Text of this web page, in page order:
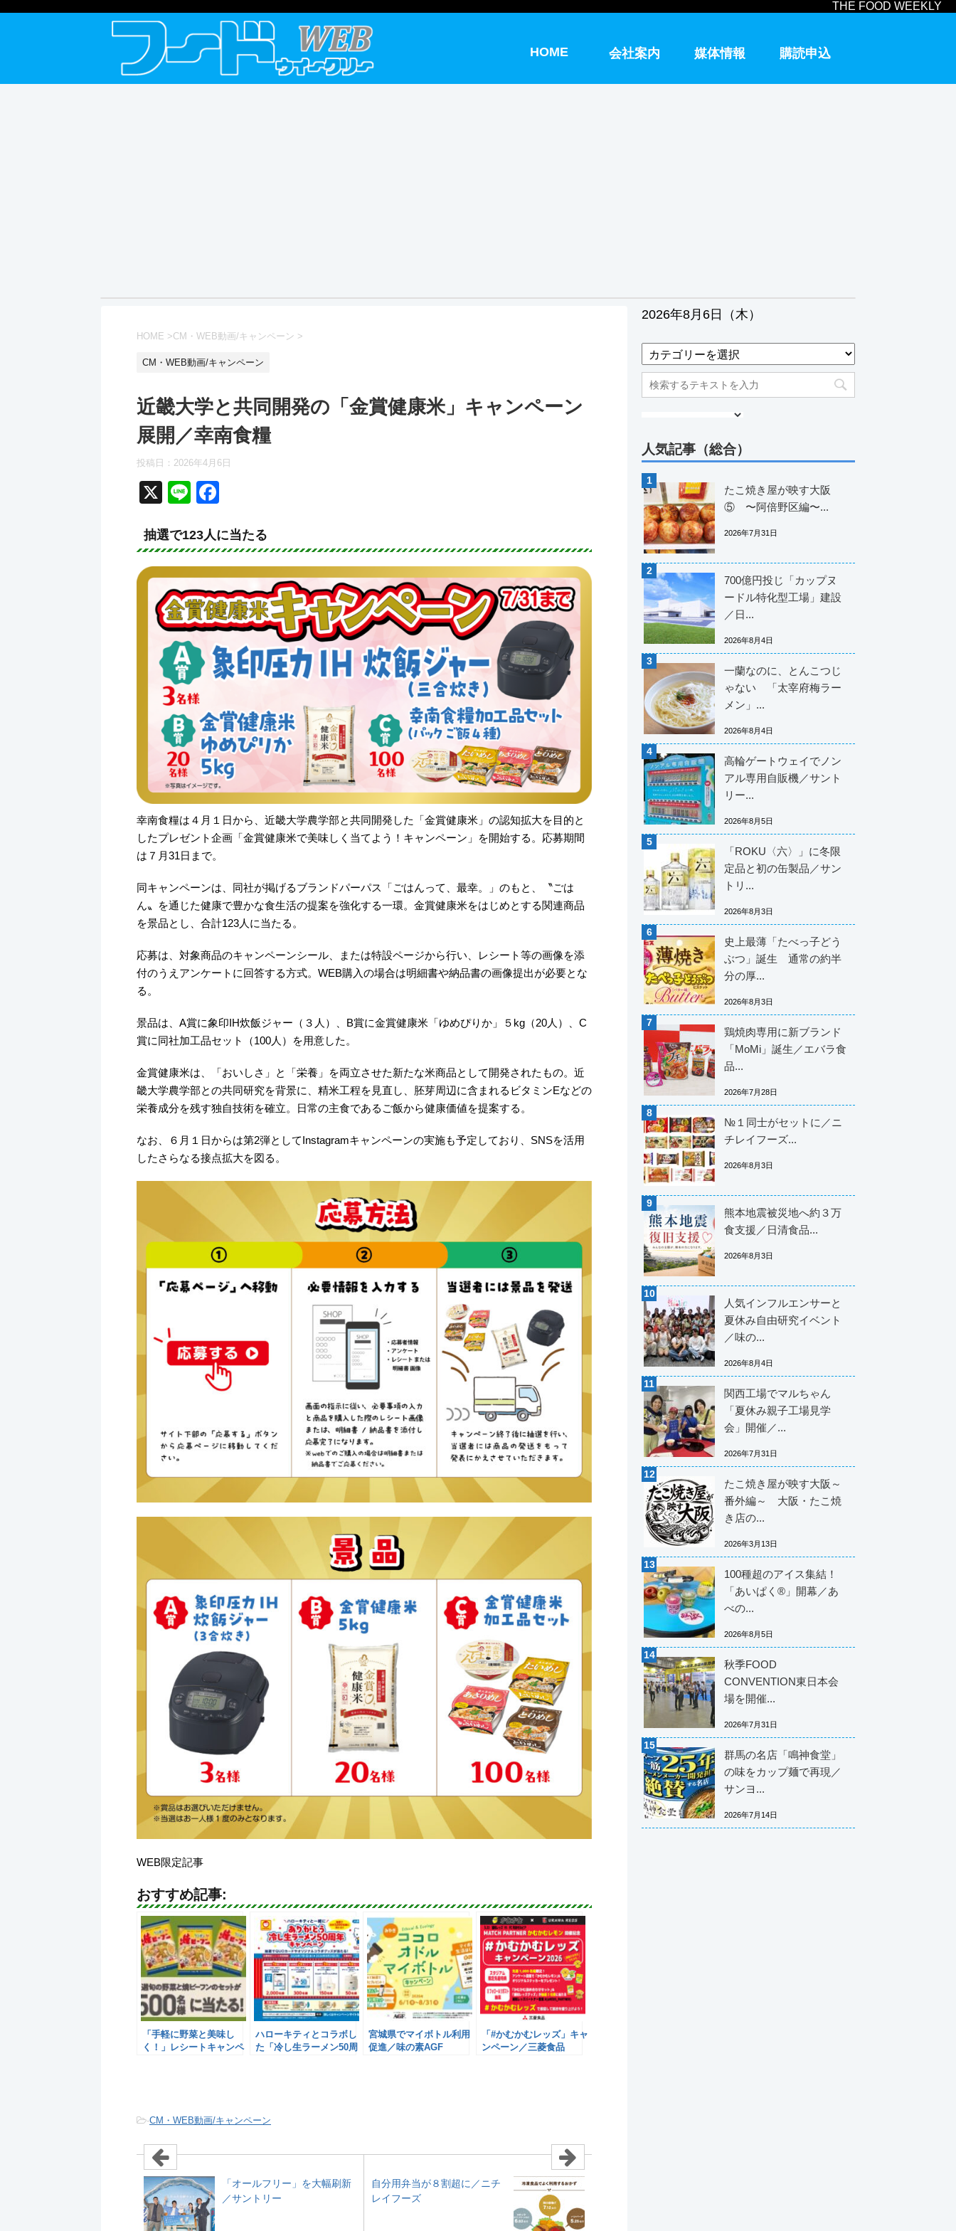
THE FOOD WEEKLY
HOME 会社案内 媒体情報 購読申込
HOME >CM・WEB動画/キャンペーン >
CM・WEB動画/キャンペーン
近畿大学と共同開発の「金賞健康米」キャンペーン
展開／幸南食糧
投稿日： 2026年4月6日
X
Li
e
c
e
b
o
o
k
抽選で123人に当たる
幸南食糧は４月１日から、近畿大学農学部と共同開発した「金賞健康米」の認知拡大を目的と
したプレゼント企画「金賞健康米で美味しく当てよう！キャンペーン」を開始する。応募期間
は７月31日まで。
同キャンペーンは、同社が掲げるブランドパーパス「ごはんって、最幸。」のもと、〝ごは
ん〟を通じた健康で豊かな食生活の提案を強化する一環。金賞健康米をはじめとする関連商品
を景品とし、合計123人に当たる。
応募は、対象商品のキャンペーンシール、または特設ページから行い、レシート等の画像を添
付のうえアンケートに回答する方式。WEB購入の場合は明細書や納品書の画像提出が必要とな
る。
景品は、A賞に象印IH炊飯ジャー（３人）、B賞に金賞健康米「ゆめぴりか」５kg（20人）、C
賞に同社加工品セット（100人）を用意した。
金賞健康米は、「おいしさ」と「栄養」を両立させた新たな米商品として開発されたもの。近
畿大学農学部との共同研究を背景に、精米工程を見直し、胚芽周辺に含まれるビタミンEなどの
栄養成分を残す独自技術を確立。日常の主食であるご飯から健康価値を提案する。
なお、６月１日からは第2弾としてInstagramキャンペーンの実施も予定しており、SNSを活用
したさらなる接点拡大を図る。
WEB限定記事
おすすめ記事:
「手軽に野菜と美味し
く！」レシートキャンペ
ハローキティとコラボし
た「冷し生ラーメン50周
宮城県でマイボトル利用
促進／味の素AGF
「#かむかむレッズ」キャ
ンペーン／三菱食品
-CM・WEB動画/キャンペーン
「オールフリー」を大幅刷新
／サントリー
自分用弁当が８割超に／ニチ
レイフーズ
2026年8月6日（木）
人気記事（総合）
たこ焼き屋が映す大阪
⑤ 〜阿倍野区編〜...
2026年7月31日
700億円投じ「カップヌ
ードル特化型工場」建設
／日...
2026年8月4日
一蘭なのに、とんこつじ
ゃない 「太宰府梅ラー
メン」...
2026年8月4日
高輪ゲートウェイでノン
アル専用自販機／サント
リー...
2026年8月5日
「ROKU〈六〉」に冬限
定品と初の缶製品／サン
トリ...
2026年8月3日
史上最薄「たべっ子どう
ぶつ」誕生 通常の約半
分の厚...
2026年8月3日
鶏焼肉専用に新ブランド
「MoMi」誕生／エバラ食
品...
2026年7月28日
№１同士がセットに／ニ
チレイフーズ...
2026年8月3日
熊本地震被災地へ約３万
食支援／日清食品...
2026年8月3日
人気インフルエンサーと
夏休み自由研究イベント
／味の...
2026年8月4日
関西工場でマルちゃん
「夏休み親子工場見学
会」開催／...
2026年7月31日
たこ焼き屋が映す大阪～
番外編～ 大阪・たこ焼
き店の...
2026年3月13日
100種超のアイス集結！
「あいぱく®」開幕／あ
べの...
2026年8月5日
秋季FOOD
CONVENTION東日本会
場を開催...
2026年7月31日
群馬の名店「鳴神食堂」
の味をカップ麺で再現／
サンヨ...
2026年7月14日